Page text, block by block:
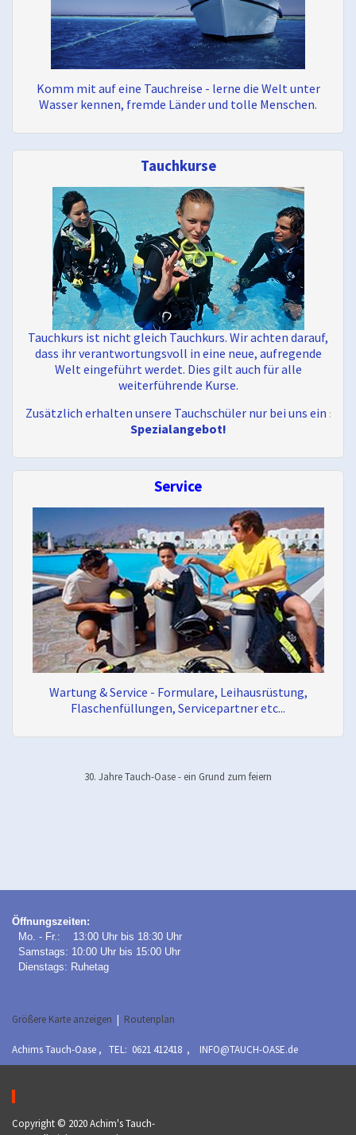
Komm mit auf eine Tauchreise - lerne die Welt unter
Wasser kennen, fremde Länder und tolle Menschen.
Tauchkurse
Tauchkurs ist nicht gleich Tauchkurs. Wir achten darauf,
dass ihr verantwortungsvoll in eine neue, aufregende
Welt eingeführt werdet. Dies gilt auch für alle
weiterführende Kurse.
Zusätzlich erhalten unsere Tauchschüler nur bei uns ein :
Spezialangebot!
Service
Wartung & Service - Formulare, Leihausrüstung,
Flaschenfüllungen, Servicepartner etc...
30. Jahre Tauch-Oase - ein Grund zum feiern
Öffnungszeiten:
Mo. - Fr.: 13:00 Uhr bis 18:30 Uhr
Samstags: 10:00 Uhr bis 15:00 Uhr
Dienstags: Ruhetag
Größere Karte anzeigen | Routenplan
Achims Tauch-Oase , TEL: 0621 412418 , INFO@TAUCH-OASE.de
Copyright © 2020 Achim's Tauch-